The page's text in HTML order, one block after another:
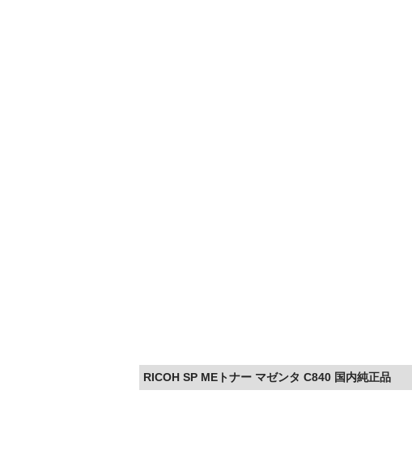
RICOH SP MEトナー マゼンタ C840 国内純正品